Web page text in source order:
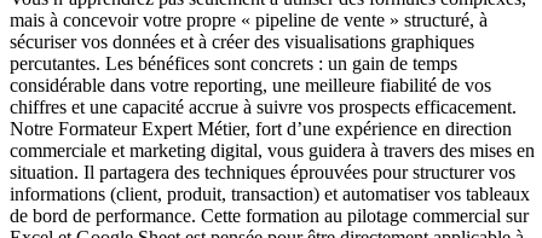
mais à concevoir votre propre « pipeline de vente » structuré, à
sécuriser vos données et à créer des visualisations graphiques
percutantes. Les bénéfices sont concrets : un gain de temps
considérable dans votre reporting, une meilleure fiabilité de vos
chiffres et une capacité accrue à suivre vos prospects efficacement.
Notre Formateur Expert Métier, fort d’une expérience en direction
commerciale et marketing digital, vous guidera à travers des mises en
situation. Il partagera des techniques éprouvées pour structurer vos
informations (client, produit, transaction) et automatiser vos tableaux
de bord de performance. Cette formation au pilotage commercial sur